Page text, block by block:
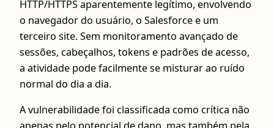
HTTP/HTTPS aparentemente legítimo, envolvendo
o navegador do usuário, o Salesforce e um
terceiro site. Sem monitoramento avançado de
sessões, cabeçalhos, tokens e padrões de acesso,
a atividade pode facilmente se misturar ao ruído
normal do dia a dia.
A vulnerabilidade foi classificada como crítica não